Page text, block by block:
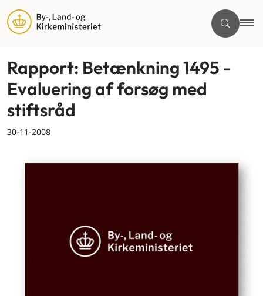
Rapport: Betænkning 1495 -
Evaluering af forsøg med
stiftsråd
30-11-2008